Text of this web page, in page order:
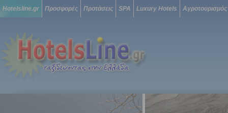
Hotelsline.gr Προσφορές Προτάσεις SPA Luxury Hotels Αγροτουρισμός